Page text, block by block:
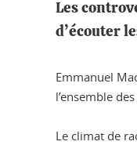
Les
d’écouter
Emmanuel
l’ensemble
Le climat de